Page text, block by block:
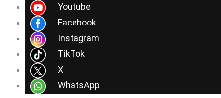
Youtube
Facebook
Instagram
TikTok
X
WhatsApp
contenido